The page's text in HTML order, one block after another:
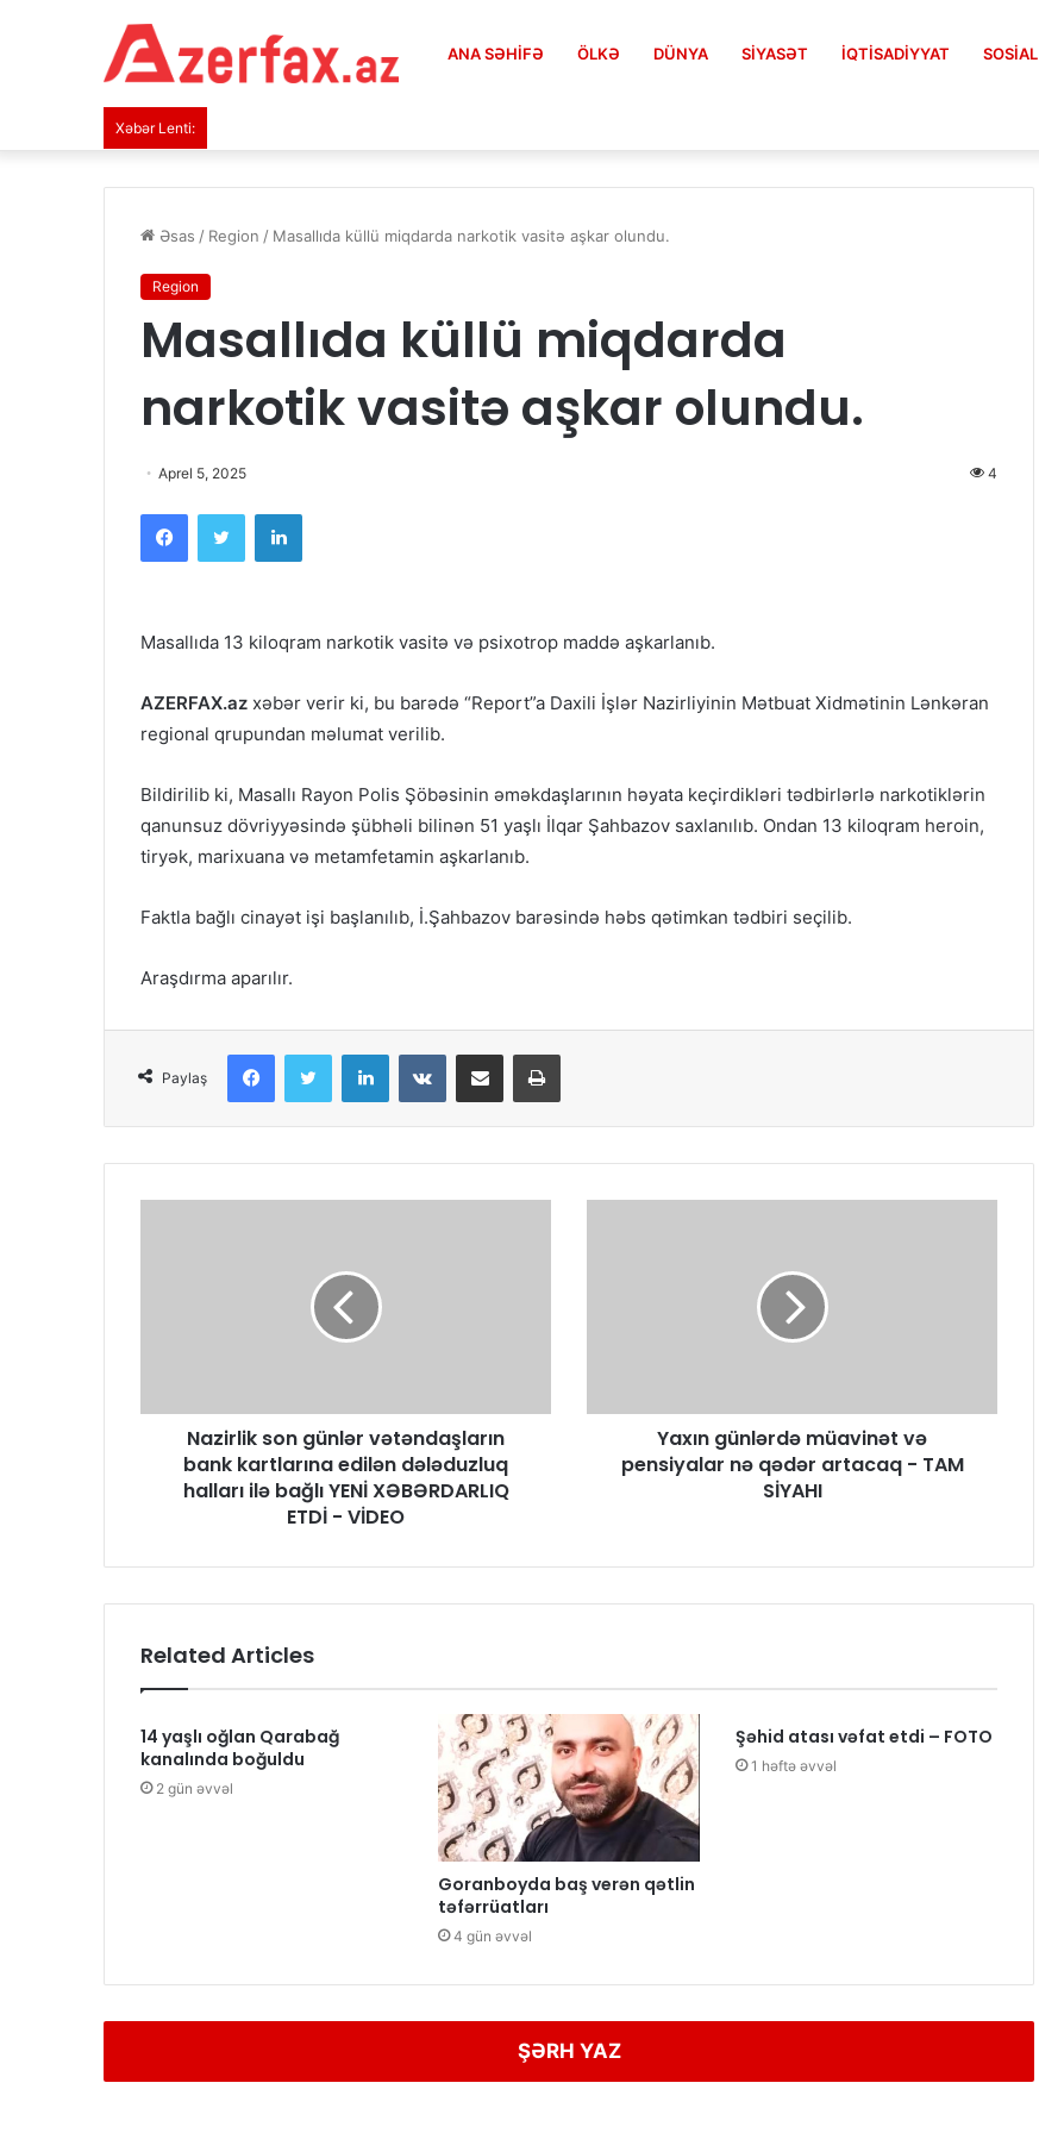
ANA SƏHIFƏ ÖLKƏ DÜNYA SIYASƏT İQTISADIYYAT SOSIAL
Xəbər Lenti:
Əsas / Region / Masallıda küllü miqdarda narkotik vasitə aşkar olundu.
Region
Masallıda küllü miqdarda
narkotik vasitə aşkar olundu.
Aprel 5, 2025 4
FacebookTwitter LinkedIn
Masallıda 13 kiloqram narkotik vasitə və psixotrop maddə aşkarlanıb.
AZERFAX.az xəbər verir ki, bu barədə “Report”a Daxili İşlər Nazirliyinin Mətbuat Xidmətinin Lənkəran
regional qrupundan məlumat verilib.
Bildirilib ki, Masallı Rayon Polis Şöbəsinin əməkdaşlarının həyata keçirdikləri tədbirlərlə narkotiklərin
qanunsuz dövriyyəsində şübhəli bilinən 51 yaşlı İlqar Şahbazov saxlanılıb. Ondan 13 kiloqram heroin,
tiryək, marixuana və metamfetamin aşkarlanıb.
Faktla bağlı cinayət işi başlanılıb, İ.Şahbazov barəsində həbs qətimkan tədbiri seçilib.
Araşdırma aparılır.
Paylaş
FacebookTwitter LinkedInVKontakteShare via Email Print
Nazirlik son günlər vətəndaşların
bank kartlarına edilən dələduzluq
halları ilə bağlı YENİ XƏBƏRDARLIQ
ETDİ - VİDEO
Yaxın günlərdə müavinət və
pensiyalar nə qədər artacaq - TAM
SİYAHI
Related Articles
14 yaşlı oğlan Qarabağ
kanalında boğuldu
2 gün əvvəl
Goranboyda baş verən qətlin
təfərrüatları
4 gün əvvəl
Şəhid atası vəfat etdi – FOTO
1 həftə əvvəl
ŞƏRH YAZ